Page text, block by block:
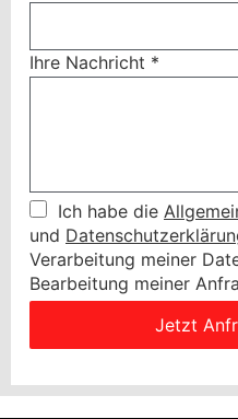
Ihre Nachricht *
Ich habe die
und
Verarbeitung meiner
Bearbeitung meiner
Jetzt